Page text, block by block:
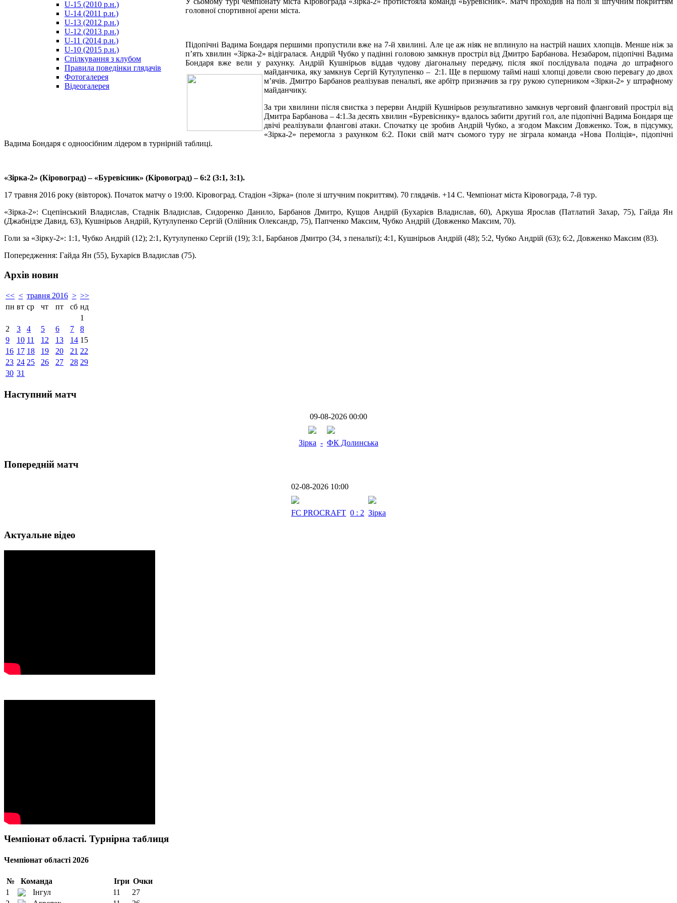
U-15 (2010 р.н.)
U-14 (2011 р.н.)
U-13 (2012 р.н.)
U-12 (2013 р.н.)
U-11 (2014 р.н.)
U-10 (2015 р.н.)
Спілкування з клубом
Правила поведінки глядачів
Фотогалерея
Відеогалерея
головної спортивної арени міста.
Підопічні Вадима Бондаря першими пропустили вже на 7-й хвилині. Але це аж ніяк не вплинуло на настрій наших хлопців. Менше ніж за
п’ять хвилин «Зірка-2» відігралася. Андрій Чубко у падінні головою замкнув простріл від Дмитро Барбанова. Незабаром, підопічні Вадима
Бондаря вже вели у рахунку. Андрій Кушнірьов віддав чудову діагональну передачу, після якої послідувала подача до штрафного
майданчика, яку замкнув Сергій Кутулупенко – 2:1. Ще в першому таймі наші хлопці довели свою перевагу до двох
м’ячів. Дмитро Барбанов реалізував пенальті, яке арбітр призначив за гру рукою суперником «Зірки-2» у штрафному
майданчику.
За три хвилини після свистка з перерви Андрій Кушнірьов результативно замкнув черговий фланговий простріл від
Дмитра Барбанова – 4:1.За десять хвилин «Буревіснику» вдалось забити другий гол, але підопічні Вадима Бондаря ще
двічі реалізували флангові атаки. Спочатку це зробив Андрій Чубко, а згодом Максим Довженко. Тож, в підсумку,
«Зірка-2» перемогла з рахунком 6:2. Поки свій матч сьомого туру не зіграла команда «Нова Поліція», підопічні
Вадима Бондаря є одноосібним лідером в турнірній таблиці.
«Зірка-2» (Кіровоград) – «Буревісник» (Кіровоград) – 6:2 (3:1, 3:1).
17 травня 2016 року (вівторок). Початок матчу о 19:00. Кіровоград. Стадіон «Зірка» (поле зі штучним покриттям). 70 глядачів. +14 С. Чемпіонат міста Кіровограда, 7-й тур.
«Зірка-2»: Сцепінський Владислав, Стаднік Владислав, Сидоренко Данило, Барбанов Дмитро, Кущов Андрій (Бухарієв Владислав, 60), Аркуша Ярослав (Патлатий Захар, 75), Гайда Ян
(Джабнідзе Давид, 63), Кушнірьов Андрій, Кутулупенко Сергій (Олійник Олександр, 75), Папченко Максим, Чубко Андрій (Довженко Максим, 70).
Голи за «Зірку-2»: 1:1, Чубко Андрій (12); 2:1, Кутулупенко Сергій (19); 3:1, Барбанов Дмитро (34, з пенальті); 4:1, Кушнірьов Андрій (48); 5:2, Чубко Андрій (63); 6:2, Довженко Максим (83).
Попередження: Гайда Ян (55), Бухарієв Владислав (75).
Архів новин
<< < травня 2016 > >>
пн вт ср чт пт сб нд
1
2
3 4 5 6 7
8
9
10 11 12 13 14 15
16 17 18 19 20 21 22
23 24 25 26 27 28 29
30 31
Наступний матч
09-08-2026 00:00
Зірка - ФК Долинська
Попередній матч
02-08-2026 10:00
FC PROCRAFT 0 : 2 Зірка
Актуальне відео
Чемпіонат області. Турнірна таблиця
Чемпіонат області 2026
№ Команда Ігри Очки
1
Інгул 11
27